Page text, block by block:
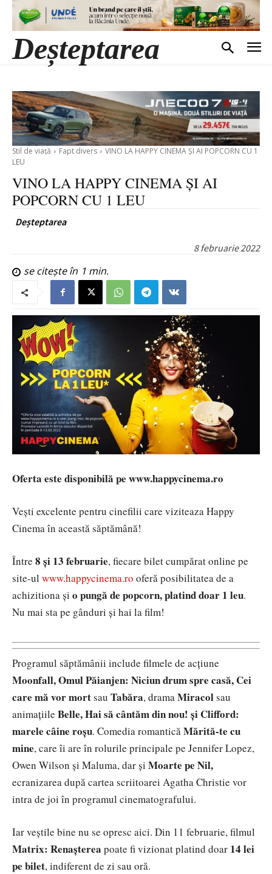
Deșteptarea
Stil de viață Fapt divers
VINO LA HAPPY CINEMA ȘI AI POPCORN CU 1
LEU
VINO LA HAPPY CINEMA ȘI AI
POPCORN CU 1 LEU
Deșteptarea
8 februarie 2022
se citește în 1 min.
Oferta este disponibilă pe www.happycinema.ro
Vești excelente pentru cinefilii care viziteaza Happy
Cinema în această săptămână!
Între 8 și 13 februarie, fiecare bilet cumpărat online pe
site-ul www.happycinema.ro oferă posibilitatea de a
achizitiona și o pungă de popcorn, platind doar 1 leu.
Nu mai sta pe gânduri și hai la film!
Programul săptămânii include filmele de acțiune
Moonfall, Omul Păianjen: Niciun drum spre casă, Cei
care mă vor mortsau Tabăra, dramaMiracolsau
animațiile Belle, Hai să cântăm din nou! și Clifford:
marele câine roșu. Comedia romanticăMărită-te cu
mine, care îi are în rolurile principale pe Jennifer Lopez,
Owen Wilson și Maluma, dar și Moarte pe Nil,
ecranizarea după cartea scriitoarei Agatha Christie vor
intra de joi în programul cinematografului.
Iar veștile bine nu se opresc aici. Din 11 februarie, filmul
Matrix: Renașterea poate fi vizionat platind doar 14 lei
pe bilet, indiferent de zi sau oră.